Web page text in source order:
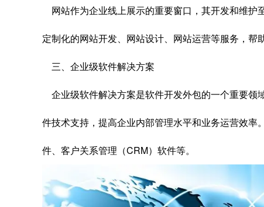
网站作为企业线上展示的重要窗口，其开发和维护
定制化的网站开发、网站设计、网站运营等服务，帮
三、企业级软件解决方案
企业级软件解决方案是软件开发外包的一个重要领
件技术支持，提高企业内部管理水平和业务运营效
件、客户关系管理（CRM）软件等。